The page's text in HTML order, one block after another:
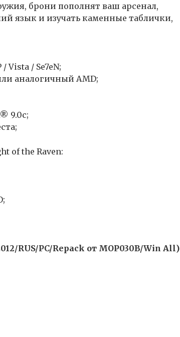
брони пополнят ваш арсенал,
язык и изучать каменные таблички,
Vista / Se7eN;
аналогичный AMD;
9.0с;
of the Raven:
RUS/PC/Repack от MOP030B/Win All)